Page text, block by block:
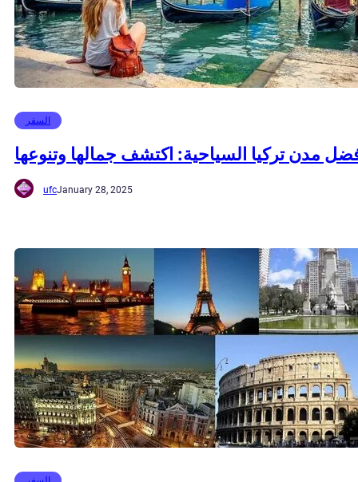
السفر
مدن تركيا السياحية: اكتشف جمالها وتنوعها
ufcJanuary 28, 2025